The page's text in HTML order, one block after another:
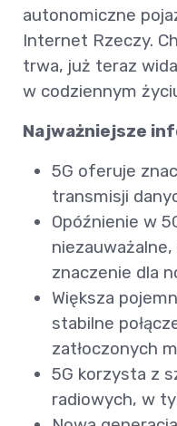
autonomiczne
Internet Rzeczy.
trwa, już teraz
w codziennym
Najważniejsze
5G oferuje
transmisji
Opóźnienie w
znaczenie dla
Większa
stabilne
zatłoczonych
5G korzysta z
radiowych, w